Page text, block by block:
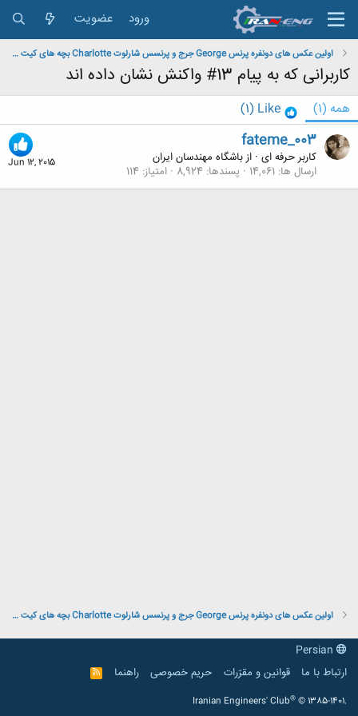
ورود عضویت
اولین عکس های دونفره پرنس George جرج و پرنسس شارلوت Charlotte بچه های کیت میدلتون
کاربرانی که به پیام 13# واکنش نشان داده اند
همه (1)
Like
(1)
Jun 12, 2015
fateme_003
کاربر حرفه ای · ازباشگاه مهندسان ایران
ارسال ها 14,061 پسندها 8,924 امتیاز 114
اولین عکس های دونفره پرنس George جرج و پرنسس شارلوت Charlotte بچه های کیت میدلتون
ارتباط با ما
قوانین و مقرّرات حریم خصوصی راهنما
R
S
Iranian Engineers' Club® © 1385-1401.